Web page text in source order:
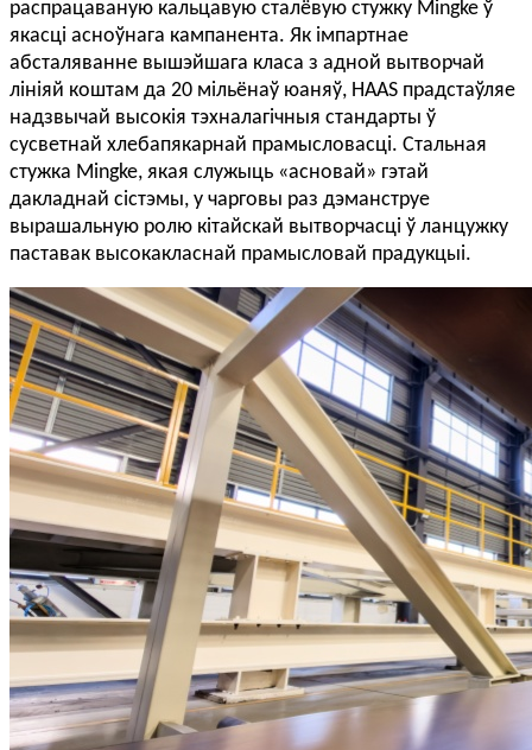
распрацаваную кальцавую сталёвую стужку Mingke ў
якасці асноўнага кампанента. Як імпартнае
абсталяванне вышэйшага класа з адной вытворчай
лініяй коштам да 20 мільёнаў юаняў, HAAS прадстаўляе
надзвычай высокія тэхналагічныя стандарты ў
сусветнай хлебапякарнай прамысловасці. Стальная
стужка Mingke, якая служыць «асновай» гэтай
дакладнай сістэмы, у чарговы раз дэманструе
вырашальную ролю кітайскай вытворчасці ў ланцужку
паставак высокакласнай прамысловай прадукцыі.